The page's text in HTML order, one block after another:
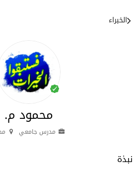
الخبراء
محمود م.
مدرس جامعي
نبذة